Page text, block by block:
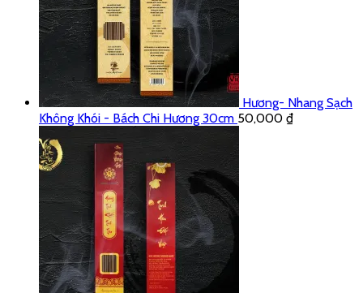
Hương- Nhang Sạch
Không Khói - Bách Chi Hương 30cm 50,000 ₫